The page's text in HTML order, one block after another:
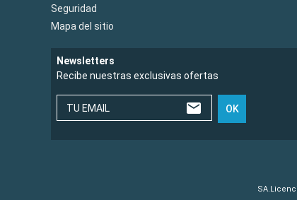
Seguridad
Mapa del sitio
Newsletters
Recibe nuestras exclusivas ofertas
TU EMAIL OK